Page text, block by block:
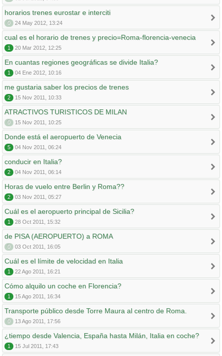
horarios trenes eurostar e interciti
0 24 May 2012, 13:24
cual es el horario de trenes y precio=Roma-florencia-venecia
1 20 Mar 2012, 12:25
En cuantas regiones geográficas se divide Italia?
1 04 Ene 2012, 10:16
me gustaria saber los precios de trenes
2 15 Nov 2011, 10:33
ATRACTIVOS TURISTICOS DE MILAN
0 15 Nov 2011, 10:25
Donde está el aeropuerto de Venecia
5 04 Nov 2011, 06:24
conducir en Italia?
2 04 Nov 2011, 06:14
Horas de vuelo entre Berlin y Roma??
2 03 Nov 2011, 05:27
Cuál es el aeropuerto principal de Sicilia?
1 28 Oct 2011, 15:32
de PISA (AEROPUERTO) a ROMA
0 03 Oct 2011, 16:05
Cuál es el límite de velocidad en Italia
1 22 Ago 2011, 16:21
Cómo alquilo un coche en Florencia?
1 15 Ago 2011, 16:34
Transporte público desde Torre Maura al centro de Roma.
0 13 Ago 2011, 17:56
¿tiempo desde Valencia, España hasta Milán, Italia en coche?
1 15 Jul 2011, 17:43